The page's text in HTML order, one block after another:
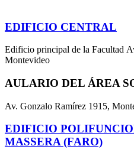
EDIFICIO CENTRAL
Edificio principal de la Facultad
Montevideo
AULARIO DEL ÁREA
Av. Gonzalo Ramírez 1915,
EDIFICIO
MASSERA (FARO)